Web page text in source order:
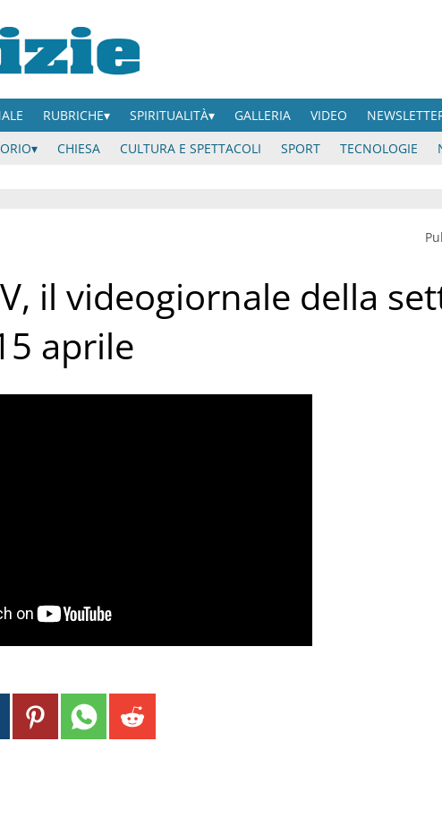
RUBRICHE SPIRITUALITÀ GALLERIA VIDEO
CHIESA CULTURA E SPETTACOLI SPORT TECNOLOGIE
il videogiornale della
aprile